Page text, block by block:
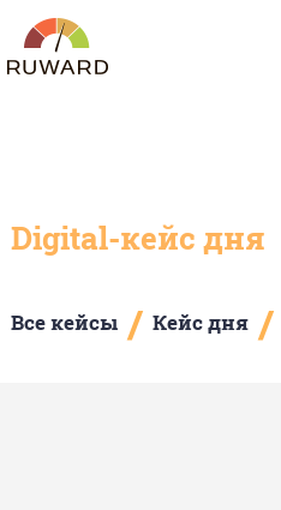
Digital-кейс дня
Все кейсы / Кейс дня /